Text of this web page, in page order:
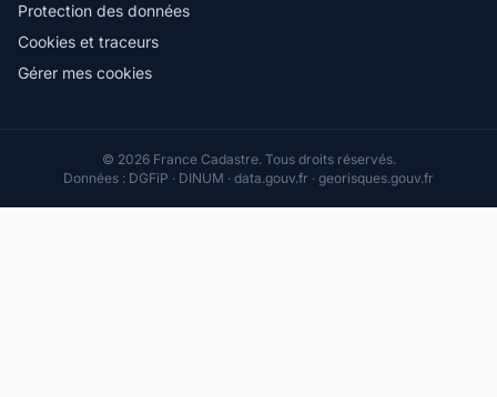
Protection des données
Cookies et traceurs
Gérer mes cookies
© 2026 France Cadastre. Tous droits réservés.
Données : DGFiP · DINUM · data.gouv.fr · georisques.gouv.fr